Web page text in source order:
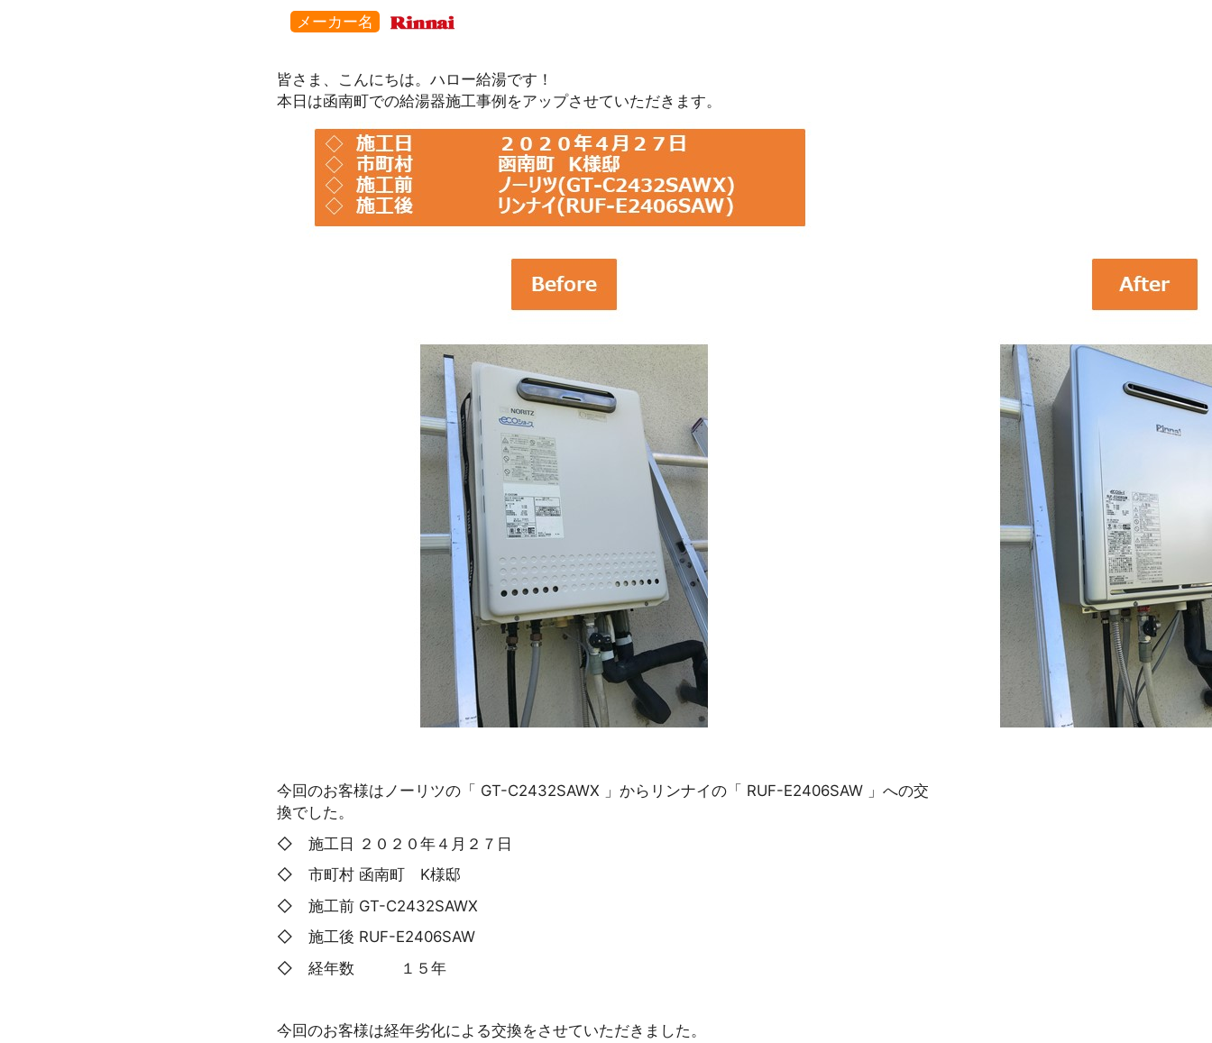
メーカー名
皆さま、こんにちは。ハロー給湯です！
本日は函南町での給湯器施工事例をアップさせていただきます。
今回のお客様はノーリツの「 GT-C2432SAWX 」からリンナイの「 RUF-E2406SAW 」への交
換でした。
◇ 施工日 ２０２０年４月２７日
◇ 市町村 函南町 K様邸
◇ 施工前 GT-C2432SAWX
◇ 施工後 RUF-E2406SAW
◇ 経年数 １５年
今回のお客様は経年劣化による交換をさせていただきました。